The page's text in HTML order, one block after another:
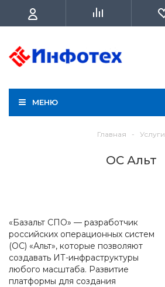
МЕНЮ
Главная - Услуги
ОС Альт
«Базальт СПО» — разработчик
российских операционных систем
(ОС) «Альт», которые позволяют
создавать ИТ-инфраструктуры
любого масштаба. Развитие
платформы для создания